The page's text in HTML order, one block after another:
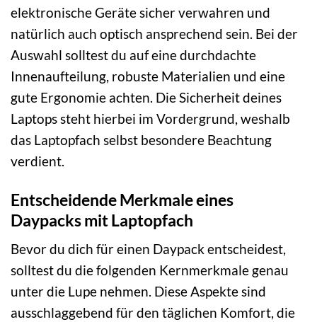
elektronische Geräte sicher verwahren und
natürlich auch optisch ansprechend sein. Bei der
Auswahl solltest du auf eine durchdachte
Innenaufteilung, robuste Materialien und eine
gute Ergonomie achten. Die Sicherheit deines
Laptops steht hierbei im Vordergrund, weshalb
das Laptopfach selbst besondere Beachtung
verdient.
Entscheidende Merkmale eines
Daypacks mit Laptopfach
Bevor du dich für einen Daypack entscheidest,
solltest du die folgenden Kernmerkmale genau
unter die Lupe nehmen. Diese Aspekte sind
ausschlaggebend für den täglichen Komfort, die